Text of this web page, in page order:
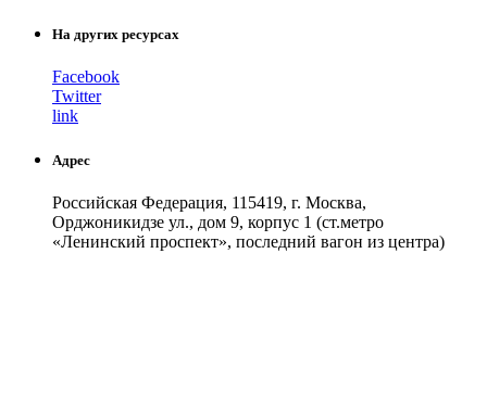
На других ресурсах
Facebook
Twitter
link
Адрес
Российская Федерация, 115419, г. Москва,
Орджоникидзе ул., дом 9, корпус 1 (ст.метро
«Ленинский проспект», последний вагон из центра)